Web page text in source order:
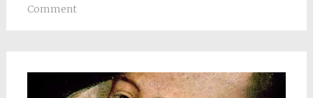
Comment